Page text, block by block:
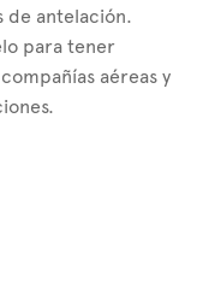
de antelación.
para tener
aéreas y